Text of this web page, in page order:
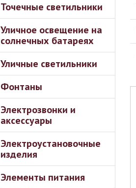
Точечные светильники
Уличное освещение на
солнечных батареях
Уличные светильники
Фонтаны
Электрозвонки и
аксессуары
Электроустановочные
изделия
Элементы питания